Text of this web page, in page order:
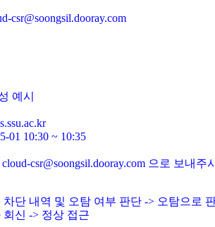
csr@soongsil.dooray.com
예시
01 10:30 ~ 10:35
csr@soongsil.dooray.com 으로 보내주
차단 내역 및 오탐 여부 판단 -> 오탐으로
신 -> 정상 접근